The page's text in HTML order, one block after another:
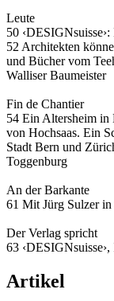
Leute
50
52 Architekten
und Bücher vom
Walliser Baumeister
Fin de Chantier
54 Ein Altersheim in
von Hochsaas. Ein
Stadt Bern und
Toggenburg
An der Barkante
61 Mit Jürg Sulzer
Der Verlag spricht
63 ‹DESIGNsuisse›,
Artikel